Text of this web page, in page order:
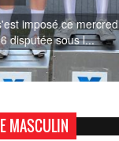
(Montreux-
Night Crit
MASCULIN